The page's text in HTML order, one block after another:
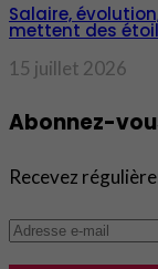
Salaire,
mettent des
15 juillet 2026
Abonnez-
Recevez